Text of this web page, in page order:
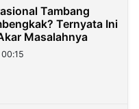
Tambang
Ternyata Ini
Masalahnya